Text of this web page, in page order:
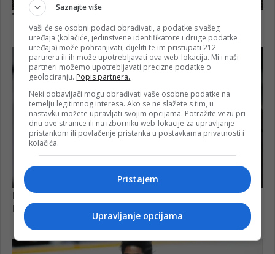
Saznajte više
Vaši će se osobni podaci obrađivati, a podatke s vašeg
uređaja (kolačiće, jedinstvene identifikatore i druge podatke
uređaja) može pohranjivati, dijeliti te im pristupati 212
partnera ili ih može upotrebljavati ova web-lokacija. Mi i naši
partneri možemo upotrebljavati precizne podatke o
geolociranju. Popis partnera.
Neki dobavljači mogu obrađivati vaše osobne podatke na
temelju legitimnog interesa. Ako se ne slažete s tim, u
nastavku možete upravljati svojim opcijama. Potražite vezu pri
dnu ove stranice ili na izborniku web-lokacije za upravljanje
pristankom ili povlačenje pristanka u postavkama privatnosti i
kolačića.
Pristajem
Upravljanje opcijama